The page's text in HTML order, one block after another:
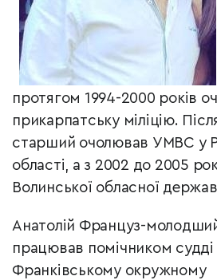
протягом 1994-2000 років
прикарпатську міліцію.
старший очолював УМВС у
області, а з 2002 до 2005
Волинської обласної
Анатолій Француз-
працював помічником судді
Франківському окружному